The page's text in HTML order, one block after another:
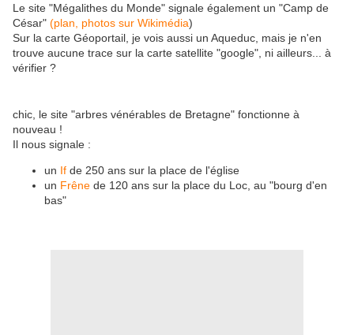
Le site "Mégalithes du Monde" signale également un "Camp de
César" (plan, photos sur Wikimédia)
Sur la carte Géoportail, je vois aussi un Aqueduc, mais je n'en
trouve aucune trace sur la carte satellite "google", ni ailleurs... à
vérifier ?
chic, le site "arbres vénérables de Bretagne" fonctionne à
nouveau !
Il nous signale :
un If de 250 ans sur la place de l'église
un Frêne de 120 ans sur la place du Loc, au "bourg d'en
bas"